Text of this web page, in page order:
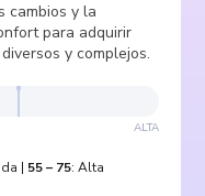
cambios y la
para adquirir
y complejos.
ALTA
| 55– 75: Alta